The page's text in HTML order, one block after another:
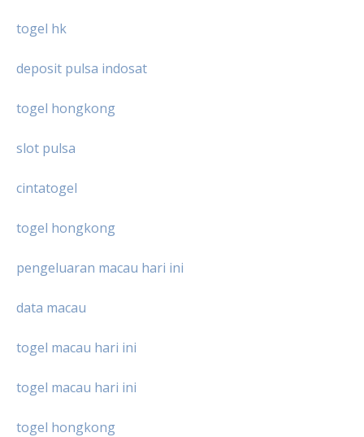
togel hk
deposit pulsa indosat
togel hongkong
slot pulsa
cintatogel
togel hongkong
pengeluaran macau hari ini
data macau
togel macau hari ini
togel macau hari ini
togel hongkong